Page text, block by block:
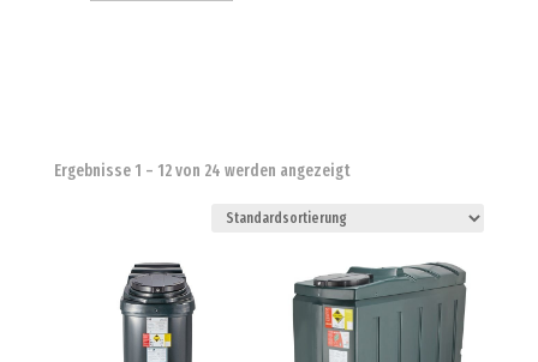
Ergebnisse 1 – 12 von 24 werden angezeigt